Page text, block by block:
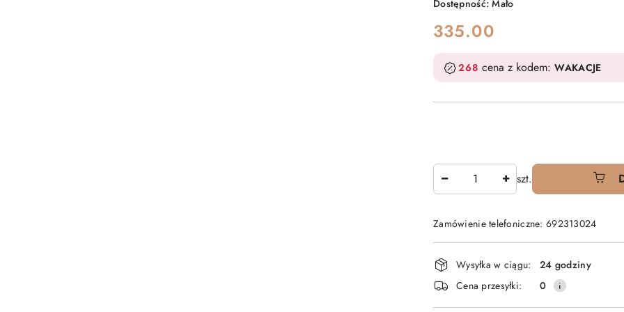
Dostępność:Mało
cena:
335.00
268cena z kodem:WAKACJE
szt.
Zamówienie telefoniczne: 692313024
Dostępność
i
dostawa
Wysyłka w ciągu:
24 godziny
Cena przesyłki:
0